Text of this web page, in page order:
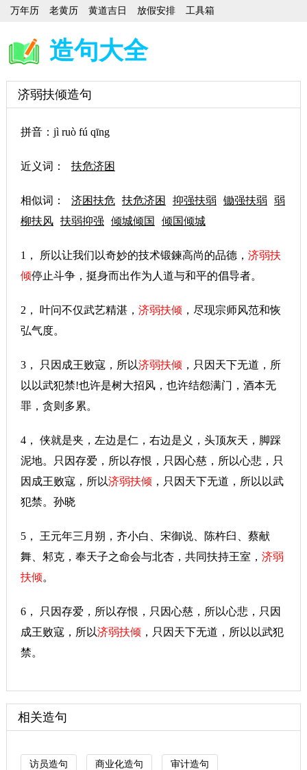
万年历 老黄历 黄道吉日 放假安排 工具箱
造句大全
济弱扶倾造句
拼音：jì ruò fú qīng
近义词： 扶危济困
相似词： 济困扶危 扶危济困 抑强扶弱 锄强扶弱
弱
柳扶风 扶弱抑强 倾城倾国 倾国倾城
1， 所以让我们以奇妙的技术锻鍊高尚的品德， 济弱扶
倾停止斗争，挺身而出作为人道与和平的倡导者。
2， 叶问不仅武艺精湛， 济弱扶倾，尽现宗师风范和恢
弘气度。
3， 只因成王败寇，所以济弱扶倾，只因天下无道，所
以以武犯禁!也许是树大招风，也许结怨满门，酒本无
罪，贪则多累。
4， 侠就是夹，左边是仁，右边是义，头顶灰天，脚踩
泥地。只因存爱，所以存恨，只因心慈，所以心悲，只
因成王败寇，所以济弱扶倾，只因天下无道，所以以武
犯禁。孙晓
5， 王元年三月朔，齐小白、宋御说、陈杵臼、蔡献
舞、邾克，奉天子之命会与北杏，共同扶持王室， 济弱
扶倾。
6， 只因存爱，所以存恨，只因心慈，所以心悲，只因
成王败寇，所以济弱扶倾，只因天下无道，所以以武犯
禁。
相关造句
访员造句 商业化造句 审计造句